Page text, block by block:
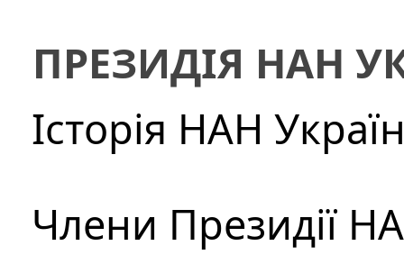
ПРЕЗИДІЯ НАН
Історія НАН
Члени Президії